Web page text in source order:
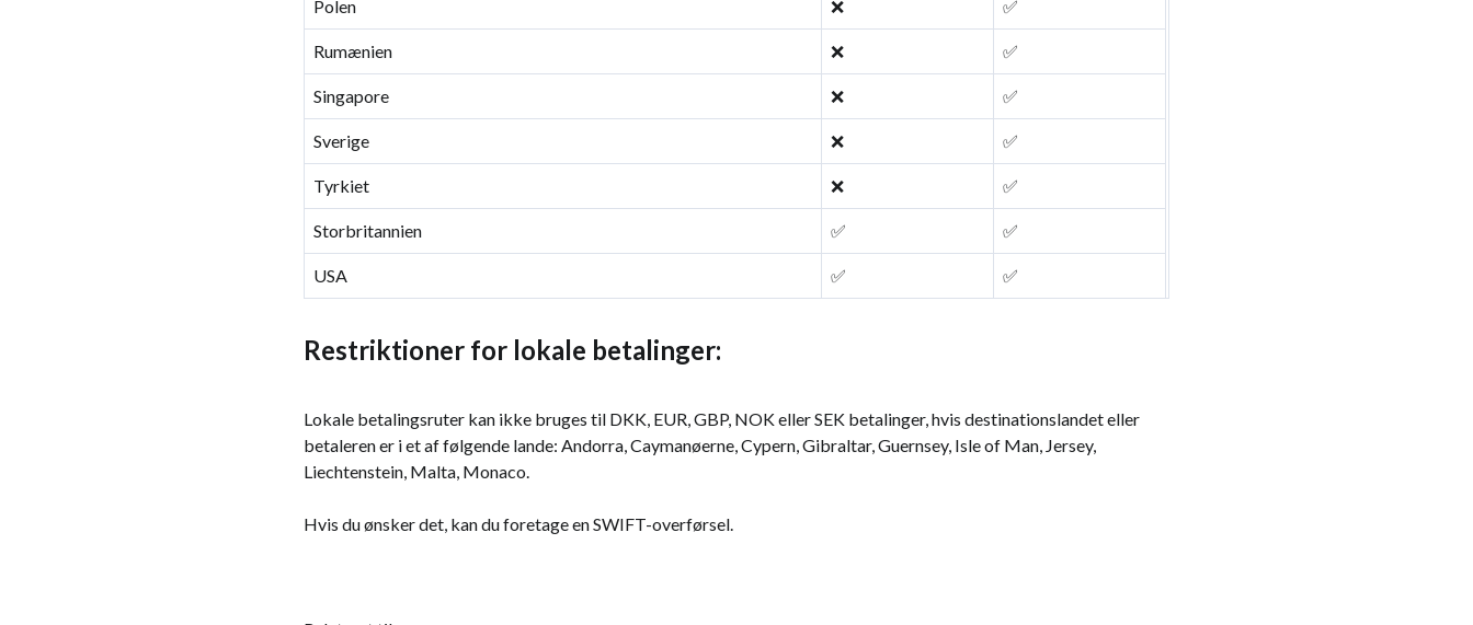
Polen ❌ ✅
Rumænien ❌ ✅
Singapore ❌ ✅
Sverige ❌ ✅
Tyrkiet ❌ ✅
Storbritannien ✅ ✅
USA ✅ ✅
Restriktioner for lokale betalinger:
Lokale betalingsruter kan ikke bruges til DKK, EUR, GBP, NOK eller SEK betalinger, hvis destinationslandet eller
betaleren er i et af følgende lande: Andorra, Caymanøerne, Cypern, Gibraltar, Guernsey, Isle of Man, Jersey,
Liechtenstein, Malta, Monaco.
Hvis du ønsker det, kan du foretage en SWIFT-overførsel.